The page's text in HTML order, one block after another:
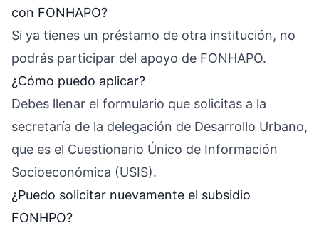
con FONHAPO?
Si ya tienes un préstamo de otra institución, no
podrás participar del apoyo de FONHAPO.
¿Cómo puedo aplicar?
Debes llenar el formulario que solicitas a la
secretaría de la delegación de Desarrollo Urbano,
que es el Cuestionario Único de Información
Socioeconómica (USIS).
¿Puedo solicitar nuevamente el subsidio
FONHPO?